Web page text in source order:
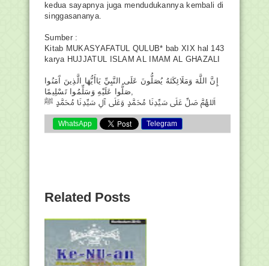
kedua sayapnya juga mendudukannya kembali di
singgasananya.
Sumber :
Kitab MUKASYAFATUL QULUB* bab XIX hal 143
karya HUJJATUL ISLAM AL IMAM AL GHAZALI
إِنَّ اللَّهَ وَمَلَائِكَتَهُ يُصَلُّونَ عَلَى النَّبِيِّ يَاأَيُّهَا الَّذِينَ آَمَنُوا
صَلُّوا عَلَيْهِ وَسَلِّمُوا تَسْلِيمًا,
WhatsApp Telegram
Related Posts